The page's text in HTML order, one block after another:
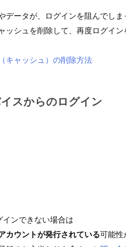
データが、ログインを阻んでしま
シュを削除して、再度ログイン
キャッシュ）の削除方法
スからのログイン
ンできない場合は
カウントが発行されている可能性